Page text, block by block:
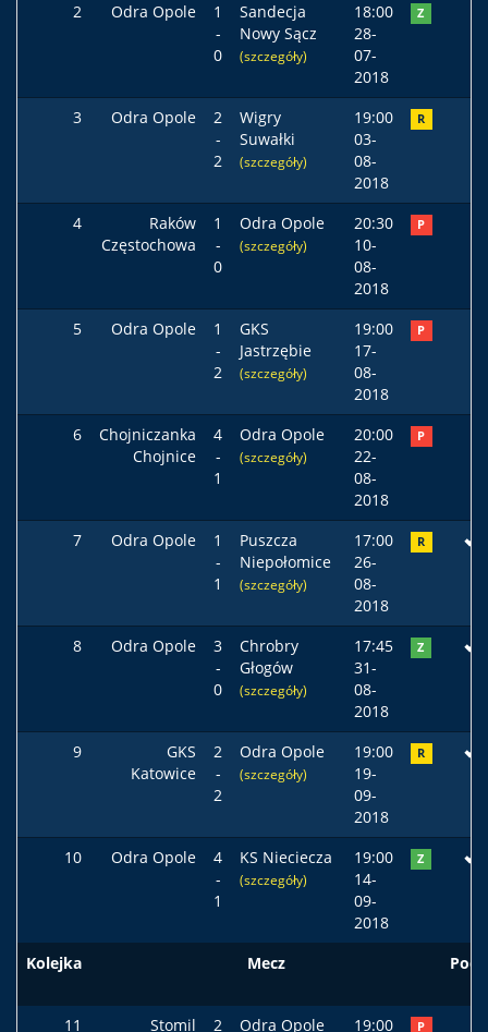
2 Odra Opole
1
-
0
Sandecja
Nowy Sącz
(szczegóły)
18:00
28-
07-
2018
Z
3 Odra Opole
2
-
2
Wigry
Suwałki
(szczegóły)
19:00
03-
08-
2018
R
4
Raków
Częstochowa
1
-
0
Odra Opole
(szczegóły)
20:30
10-
08-
2018
P
5 Odra Opole
1
-
2
GKS
Jastrzębie
(szczegóły)
19:00
17-
08-
2018
P
6
Chojniczanka
Chojnice
4
-
1
Odra Opole
(szczegóły)
20:00
22-
08-
2018
P
7 Odra Opole
1
-
1
Puszcza
Niepołomice
(szczegóły)
17:00
26-
08-
2018
R
8 Odra Opole
3
-
0
Chrobry
Głogów
(szczegóły)
17:45
31-
08-
2018
Z
9
GKS
Katowice
2
-
2
Odra Opole
(szczegóły)
19:00
19-
09-
2018
R
10 Odra Opole
4
-
1
KS Nieciecza
(szczegóły)
19:00
14-
09-
2018
Z
Kolejka Mecz
11 Stomil 2 Odra Opole 19:00 P